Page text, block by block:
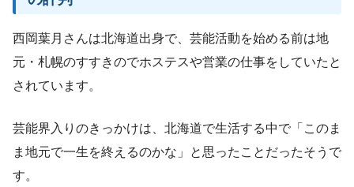
西岡葉月さんは北海道出身で、芸能活動を始める前は地
元・札幌のすすきのでホステスや営業の仕事をしていたと
されています。
芸能界入りのきっかけは、北海道で生活する中で「このま
ま地元で一生を終えるのかな」と思ったことだったそうで
す。